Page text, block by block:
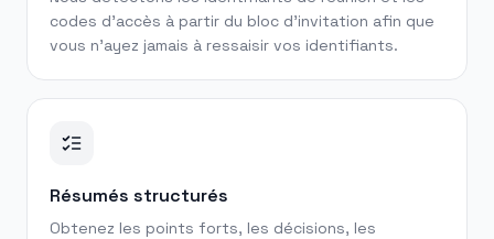
codes d'accès à partir du bloc d'invitation afin que
vous n'ayez jamais à ressaisir vos identifiants.
Résumés structurés
Obtenez les points forts, les décisions, les